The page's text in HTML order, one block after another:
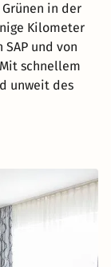
in der
Kilometer
und von
schnellem
unweit des